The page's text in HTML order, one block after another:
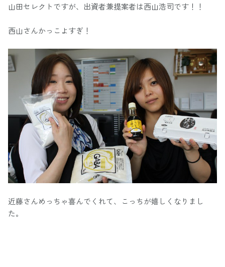
山田セレクトですが、出資者兼提案者は西山浩司です！！
西山さんかっこよすぎ！
近藤さんめっちゃ喜んでくれて、こっちが嬉しくなりまし
た。